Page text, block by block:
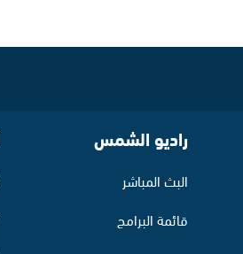
راديو الشمس
البث المباشر
قائمة البرامج